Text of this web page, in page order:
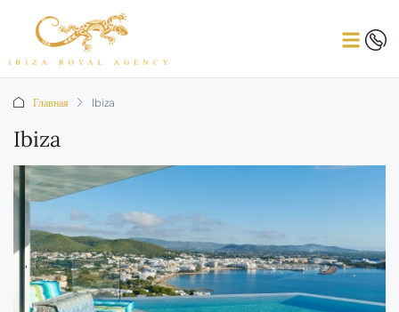
Главная Ibiza
Ibiza